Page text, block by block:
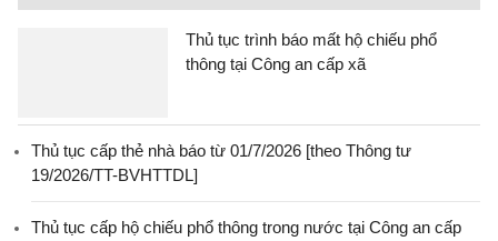
Thủ tục trình báo mất hộ chiếu phổ
thông tại Công an cấp xã
Thủ tục cấp thẻ nhà báo từ 01/7/2026 [theo Thông tư
19/2026/TT-BVHTTDL]
Thủ tục cấp hộ chiếu phổ thông trong nước tại Công an cấp